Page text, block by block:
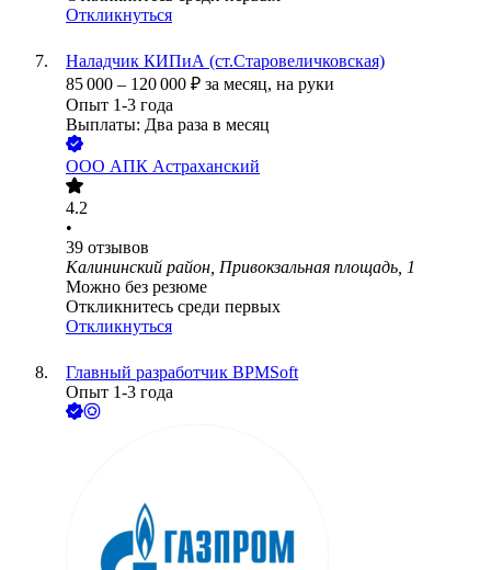
Откликнуться
Наладчик КИПиА (ст.Старовеличковская)
85 000 – 120 000 ₽ за месяц, на руки
Опыт 1-3 года
Выплаты: Два раза в месяц
ООО АПК Астраханский
4.2
•
39 отзывов
Калининский район, Привокзальная площадь, 1
Можно без резюме
Откликнитесь среди первых
Откликнуться
Главный разработчик BPMSoft
Опыт 1-3 года